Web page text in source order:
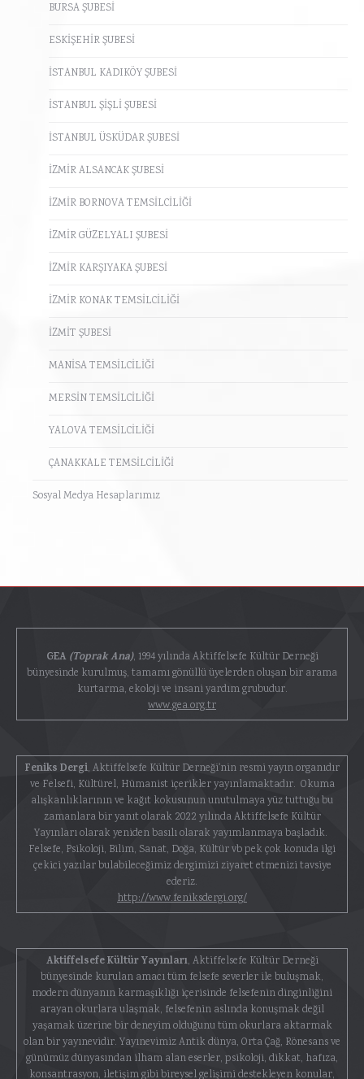
BURSA ŞUBESİ
ESKİŞEHİR ŞUBESİ
İSTANBUL KADIKÖY ŞUBESİ
İSTANBUL ŞİŞLİ ŞUBESİ
İSTANBUL ÜSKÜDAR ŞUBESİ
İZMİR ALSANCAK ŞUBESİ
İZMİR BORNOVA TEMSİLCİLİĞİ
İZMİR GÜZELYALI ŞUBESİ
İZMİR KARŞIYAKA ŞUBESİ
İZMİR KONAK TEMSİLCİLİĞİ
İZMİT ŞUBESİ
MANİSA TEMSİLCİLİĞİ
MERSİN TEMSİLCİLİĞİ
YALOVA TEMSİLCİLİĞİ
ÇANAKKALE TEMSİLCİLİĞİ
Sosyal Medya Hesaplarımız
GEA (Toprak Ana), 1994 yılında Aktiffelsefe Kültür Derneği
bünyesinde kurulmuş, tamamı gönüllü üyelerden oluşan bir arama
kurtarma, ekoloji ve insani yardım grubudur.
www.gea.org.tr
Feniks Dergi, Aktiffelsefe Kültür Derneği'nin resmi yayın organıdır
ve Felsefi, Kültürel, Hümanist içerikler yayınlamaktadır. Okuma
alışkanlıklarının ve kağıt kokusunun unutulmaya yüz tuttuğu bu
zamanlara bir yanıt olarak 2022 yılında Aktiffelsefe Kültür
Yayınları olarak yeniden basılı olarak yayımlanmaya başladık.
Felsefe, Psikoloji, Bilim, Sanat, Doğa, Kültür vb pek çok konuda ilgi
çekici yazılar bulabileceğimiz dergimizi ziyaret etmenizi tavsiye
ederiz.
http://www.feniksdergi.org/
Aktiffelsefe Kültür Yayınları, Aktiffelsefe Kültür Derneği
bünyesinde kurulan amacı tüm felsefe severler ile buluşmak,
modern dünyanın karmaşıklığı içerisinde felsefenin dinginliğini
arayan okurlara ulaşmak, felsefenin aslında konuşmak değil
yaşamak üzerine bir deneyim olduğunu tüm okurlara aktarmak
olan bir yayınevidir. Yayınevimiz Antik dünya, Orta Çağ, Rönesans ve
günümüz dünyasından ilham alan eserler, psikoloji, dikkat, hafıza,
konsantrasyon, iletişim gibi bireysel gelişimi destekleyen konular,